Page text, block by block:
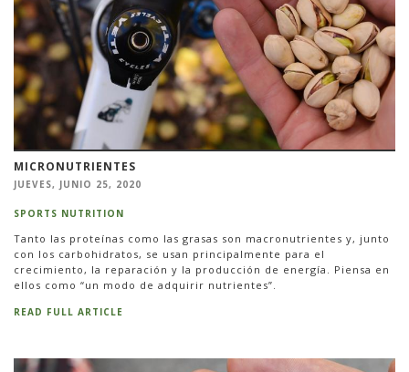
MICRONUTRIENTES
JUEVES, JUNIO 25, 2020
SPORTS NUTRITION
Tanto las proteínas como las grasas son macronutrientes y, junto
con los carbohidratos, se usan principalmente para el
crecimiento, la reparación y la producción de energía. Piensa en
ellos como “un modo de adquirir nutrientes”.
READ FULL ARTICLE